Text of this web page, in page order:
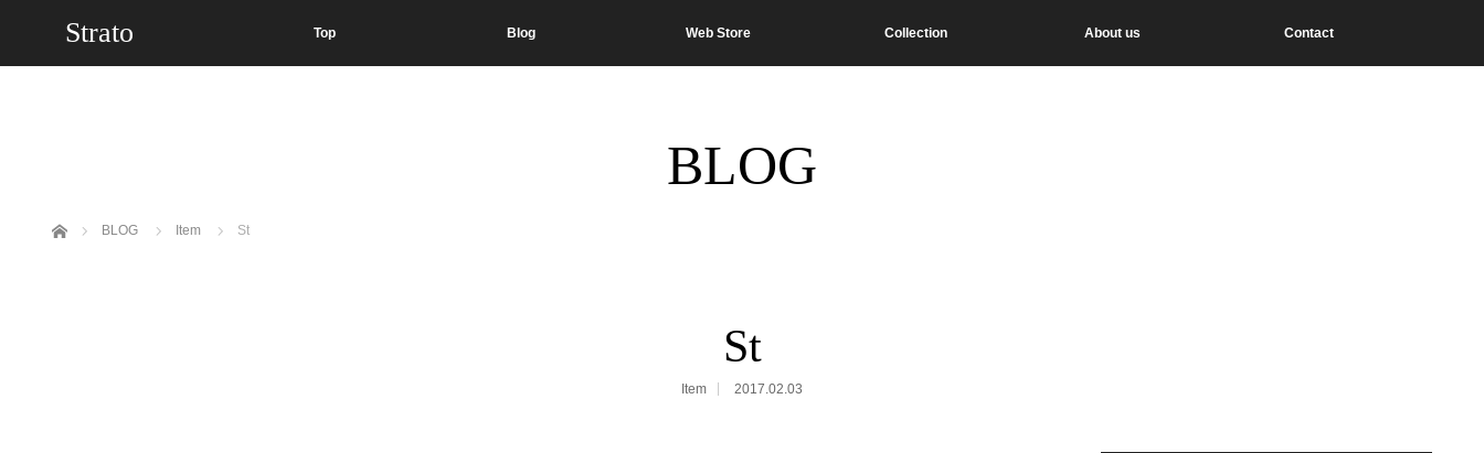
Strato Top Blog Web Store Collection About us Contact
BLOG
ホーム BLOG Item St
St
Item 2017.02.03